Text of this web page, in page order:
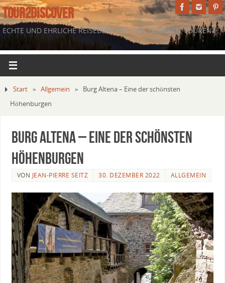
TOUR2DISCOVER
ECHTE UND EHRLICHE REISEBERICHTE VON UNSEREN TOUREN.
Start » Allgemein »
Burg Altena – Eine der schönsten
Höhenburgen
Burg Altena – Eine der schönsten
Höhenburgen
VON JEAN-PIERRE SEITZ 30. DEZEMBER 2022 ALLGEMEIN